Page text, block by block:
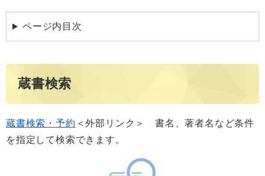
ページ内目次
蔵書検索
蔵書検索・予約 ＜外部リンク＞
書名、著者名など条件
を指定して検索できます。